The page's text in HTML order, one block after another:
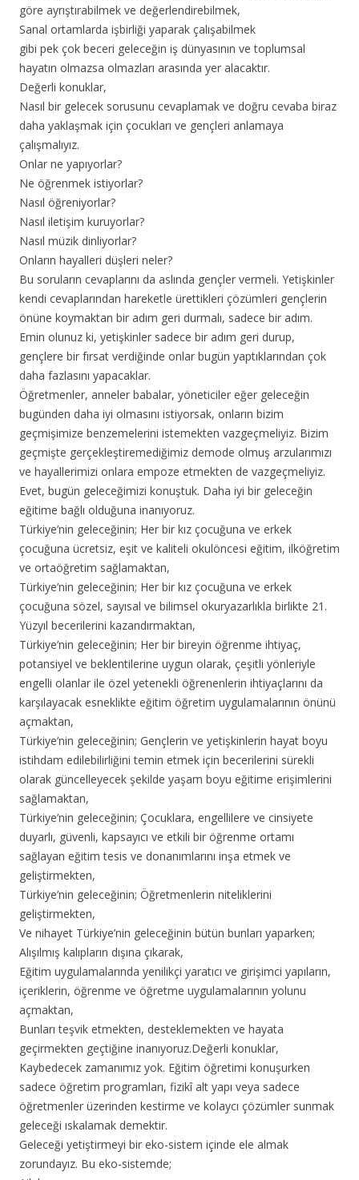
göre ayrıştırabilmek ve değerlendirebilmek,
Sanal ortamlarda işbirliği yaparak çalışabilmek
gibi pek çok beceri geleceğin iş dünyasının ve toplumsal
hayatın olmazsa olmazları arasında yer alacaktır.
Değerli konuklar,
Nasıl bir gelecek sorusunu cevaplamak ve doğru cevaba biraz
daha yaklaşmak için çocukları ve gençleri anlamaya
çalışmalıyız.
Onlar ne yapıyorlar?
Ne öğrenmek istiyorlar?
Nasıl öğreniyorlar?
Nasıl iletişim kuruyorlar?
Nasıl müzik dinliyorlar?
Onların hayalleri düşleri neler?
Bu soruların cevaplarını da aslında gençler vermeli. Yetişkinler
kendi cevaplarından hareketle ürettikleri çözümleri gençlerin
önüne koymaktan bir adım geri durmalı, sadece bir adım.
Emin olunuz ki, yetişkinler sadece bir adım geri durup,
gençlere bir fırsat verdiğinde onlar bugün yaptıklarından çok
daha fazlasını yapacaklar.
Öğretmenler, anneler babalar, yöneticiler eğer geleceğin
bugünden daha iyi olmasını istiyorsak, onların bizim
geçmişimize benzemelerini istemekten vazgeçmeliyiz. Bizim
geçmişte gerçekleştiremediğimiz demode olmuş arzularımızı
ve hayallerimizi onlara empoze etmekten de vazgeçmeliyiz.
Evet, bugün geleceğimizi konuştuk. Daha iyi bir geleceğin
eğitime bağlı olduğuna inanıyoruz.
Türkiye’nin geleceğinin; Her bir kız çocuğuna ve erkek
çocuğuna ücretsiz, eşit ve kaliteli okulöncesi eğitim, ilköğretim
ve ortaöğretim sağlamaktan,
Türkiye’nin geleceğinin; Her bir kız çocuğuna ve erkek
çocuğuna sözel, sayısal ve bilimsel okuryazarlıkla birlikte 21.
Yüzyıl becerilerini kazandırmaktan,
Türkiye’nin geleceğinin; Her bir bireyin öğrenme ihtiyaç,
potansiyel ve beklentilerine uygun olarak, çeşitli yönleriyle
engelli olanlar ile özel yetenekli öğrenenlerin ihtiyaçlarını da
karşılayacak esneklikte eğitim öğretim uygulamalarının önünü
açmaktan,
Türkiye’nin geleceğinin; Gençlerin ve yetişkinlerin hayat boyu
istihdam edilebilirliğini temin etmek için becerilerini sürekli
olarak güncelleyecek şekilde yaşam boyu eğitime erişimlerini
sağlamaktan,
Türkiye’nin geleceğinin; Çocuklara, engellilere ve cinsiyete
duyarlı, güvenli, kapsayıcı ve etkili bir öğrenme ortamı
sağlayan eğitim tesis ve donanımlarını inşa etmek ve
geliştirmekten,
Türkiye’nin geleceğinin; Öğretmenlerin niteliklerini
geliştirmekten,
Ve nihayet Türkiye’nin geleceğinin bütün bunları yaparken;
Alışılmış kalıpların dışına çıkarak,
Eğitim uygulamalarında yenilikçi yaratıcı ve girişimci yapıların,
içeriklerin, öğrenme ve öğretme uygulamalarının yolunu
açmaktan,
Bunları teşvik etmekten, desteklemekten ve hayata
geçirmekten geçtiğine inanıyoruz.Değerli konuklar,
Kaybedecek zamanımız yok. Eğitim öğretimi konuşurken
sadece öğretim programları, fizikî alt yapı veya sadece
öğretmenler üzerinden kestirme ve kolaycı çözümler sunmak
geleceği ıskalamak demektir.
Geleceği yetiştirmeyi bir eko-sistem içinde ele almak
zorundayız. Bu eko-sistemde;